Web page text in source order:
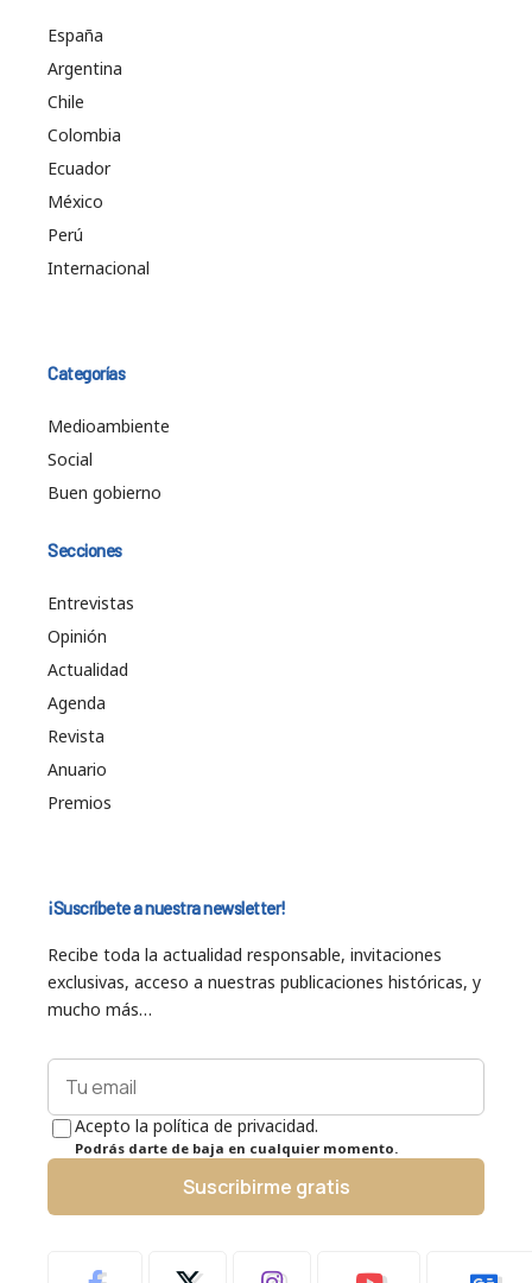
España
Argentina
Chile
Colombia
Ecuador
México
Perú
Internacional
Categorías
Medioambiente
Social
Buen gobierno
Secciones
Entrevistas
Opinión
Actualidad
Agenda
Revista
Anuario
Premios
¡Suscríbete a nuestra newsletter!
Recibe toda la actualidad responsable, invitaciones
exclusivas, acceso a nuestras publicaciones históricas, y
mucho más…
Acepto la política de privacidad.
Podrás darte de baja en cualquier momento.
Suscribirme gratis